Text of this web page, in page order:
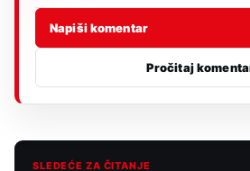
Napiši komentar
Pročitaj
SLEDEĆE ZA ČITANJE